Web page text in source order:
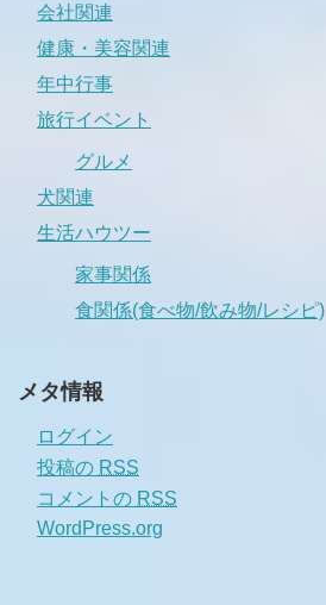
会社関連
健康・美容関連
年中行事
旅行イベント
グルメ
犬関連
生活ハウツー
家事関係
食関係(食べ物/飲み物/レシピ)
メタ情報
ログイン
投稿の RSS
コメントの RSS
WordPress.org